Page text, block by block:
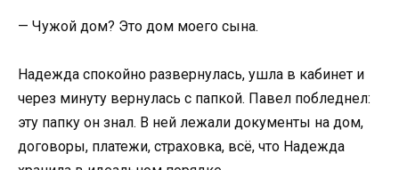
— Чужой дом? Это дом моего сына.
Надежда спокойно развернулась, ушла в кабинет и
через минуту вернулась с папкой. Павел побледнел:
эту папку он знал. В ней лежали документы на дом,
договоры, платежи, страховка, всё, что Надежда